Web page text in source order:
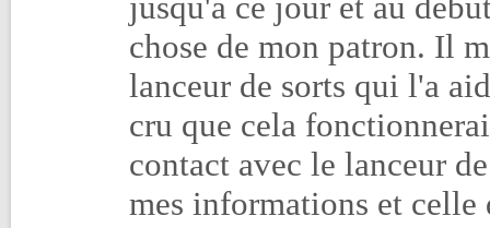
chose de mon patron. Il
lanceur de sorts qui l'a
cru que cela
contact avec le lanceur
mes informations et